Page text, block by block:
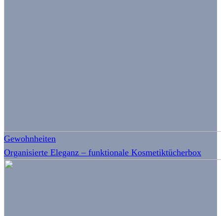
Gewohnheiten
Organisierte Eleganz – funktionale Kosmetiktücherbox